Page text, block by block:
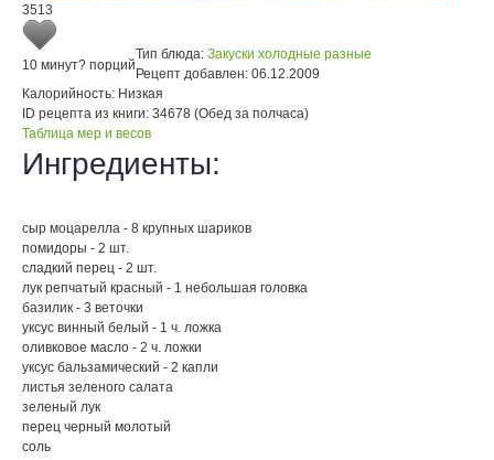
3513
10 минут? порций
Тип блюда: Закуски холодные разные
Рецепт добавлен: 06.12.2009
Калорийность: Низкая
ID рецепта из книги: 34678 (Обед за полчаса)
Таблица мер и весов
Ингредиенты:
сыр моцарелла - 8 крупных шариков
помидоры - 2 шт.
сладкий перец - 2 шт.
лук репчатый красный - 1 небольшая головка
базилик - 3 веточки
уксус винный белый - 1 ч. ложка
оливковое масло - 2 ч. ложки
уксус бальзамический - 2 капли
листья зеленого салата
зеленый лук
перец черный молотый
соль